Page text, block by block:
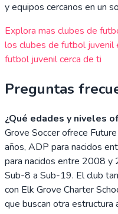
y equipos cercanos en un
Explora mas clubes de
los clubes de futbol juvenil
futbol juvenil cerca de ti
Preguntas
¿Qué edades y niveles
Grove Soccer ofrece
años, ADP para nacidos
para nacidos entre 2008
Sub-8 a Sub-19. El club
con Elk Grove Charter
que buscan otra estructura